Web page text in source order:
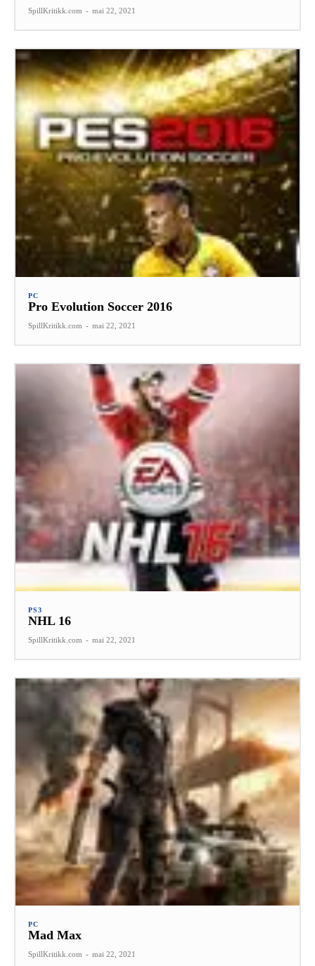
SpillKritikk.com - mai 22, 2021
PC
Pro Evolution Soccer 2016
SpillKritikk.com - mai 22, 2021
PS3
NHL 16
SpillKritikk.com - mai 22, 2021
PC
Mad Max
SpillKritikk.com - mai 22, 2021